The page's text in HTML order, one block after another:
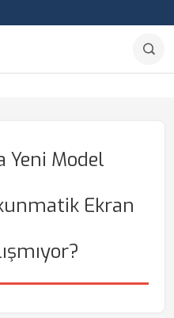
Yeni Model
Ekran